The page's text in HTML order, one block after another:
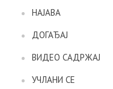
НАЈАВА
ДОГАЂАЈ
ВИДЕО САДРЖАЈ
УЧЛАНИ СЕ